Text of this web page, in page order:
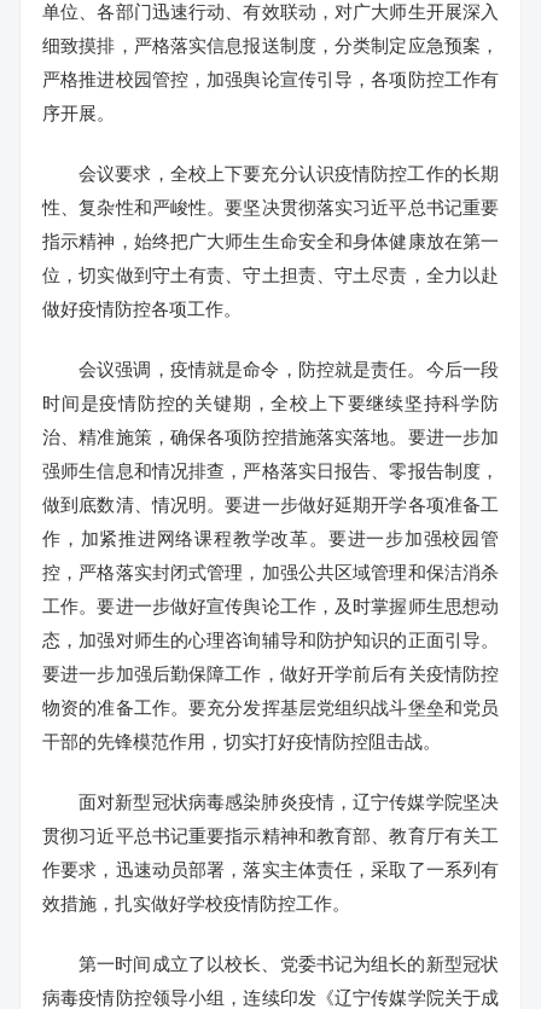
单位、各部门迅速行动、有效联动，对广大师生开展深入
细致摸排，严格落实信息报送制度，分类制定应急预案，
严格推进校园管控，加强舆论宣传引导，各项防控工作有
序开展。
会议要求，全校上下要充分认识疫情防控工作的长期
性、复杂性和严峻性。要坚决贯彻落实习近平总书记重要
指示精神，始终把广大师生生命安全和身体健康放在第一
位，切实做到守土有责、守土担责、守土尽责，全力以赴
做好疫情防控各项工作。
会议强调，疫情就是命令，防控就是责任。今后一段
时间是疫情防控的关键期，全校上下要继续坚持科学防
治、精准施策，确保各项防控措施落实落地。要进一步加
强师生信息和情况排查，严格落实日报告、零报告制度，
做到底数清、情况明。要进一步做好延期开学各项准备工
作，加紧推进网络课程教学改革。要进一步加强校园管
控，严格落实封闭式管理，加强公共区域管理和保洁消杀
工作。要进一步做好宣传舆论工作，及时掌握师生思想动
态，加强对师生的心理咨询辅导和防护知识的正面引导。
要进一步加强后勤保障工作，做好开学前后有关疫情防控
物资的准备工作。要充分发挥基层党组织战斗堡垒和党员
干部的先锋模范作用，切实打好疫情防控阻击战。
面对新型冠状病毒感染肺炎疫情，辽宁传媒学院坚决
贯彻习近平总书记重要指示精神和教育部、教育厅有关工
作要求，迅速动员部署，落实主体责任，采取了一系列有
效措施，扎实做好学校疫情防控工作。
第一时间成立了以校长、党委书记为组长的新型冠状
病毒疫情防控领导小组，连续印发《辽宁传媒学院关于成